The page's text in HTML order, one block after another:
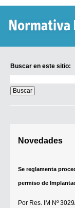
Buscar en este sitio:
en
este
sitio:
Novedades
Se reglamenta
permiso de
Por Res. IM Nº